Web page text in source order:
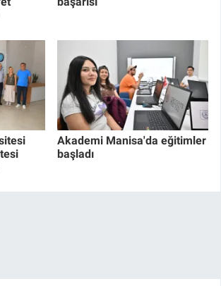
Akademi Manisa'da eğitimler
başladı